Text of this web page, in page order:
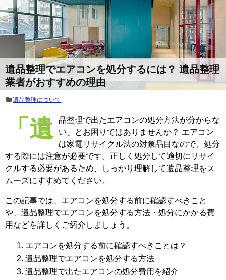
遺品整理でエアコンを処分するには？ 遺品整理
業者がおすすめの理由
遺品整理について
「遺品整理で出たエアコンの処分方法が分からな
い」とお困りではありませんか？ エアコン
は家電リサイクル法の対象品目なので、処分
する際には注意が必要です。正しく処分して適切にリサイ
クルする必要があるため、しっかり理解して遺品整理をス
ムーズにすすめてください。
この記事では、エアコンを処分する前に確認すべきこと
や、遺品整理でエアコンを処分する方法・処分にかかる費
用などを詳しくご紹介しましょう。
エアコンを処分する前に確認すべきことは？
遺品整理でエアコンを処分する方法
遺品整理で出たエアコンの処分費用を紹介